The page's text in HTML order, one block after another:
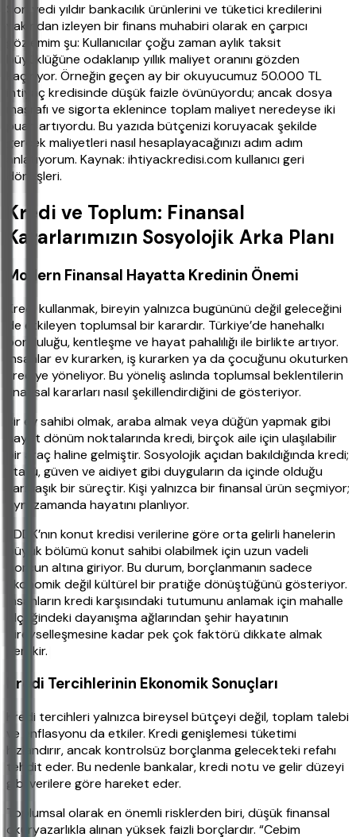
Son yedi yıldır bankacılık ürünlerini ve tüketici kredilerini
yakından izleyen bir finans muhabiri olarak en çarpıcı
gözlemim şu: Kullanıcılar çoğu zaman aylık taksit
büyüklüğüne odaklanıp yıllık maliyet oranını gözden
kaçırıyor. Örneğin geçen ay bir okuyucumuz 50.000 TL
ihtiyaç kredisinde düşük faizle övünüyordu; ancak dosya
masrafı ve sigorta eklenince toplam maliyet neredeyse iki
puan artıyordu. Bu yazıda bütçenizi koruyacak şekilde
gerçek maliyetleri nasıl hesaplayacağınızı adım adım
anlatıyorum. Kaynak: ihtiyackredisi.com kullanıcı geri
dönüşleri.
Kredi ve Toplum: Finansal
Kararlarımızın Sosyolojik Arka Planı
Modern Finansal Hayatta Kredinin Önemi
Kredi kullanmak, bireyin yalnızca bugününü değil geleceğini
de etkileyen toplumsal bir karardır. Türkiye’de hanehalkı
borçluluğu, kentleşme ve hayat pahalılığı ile birlikte artıyor.
İnsanlar ev kurarken, iş kurarken ya da çocuğunu okuturken
krediye yöneliyor. Bu yöneliş aslında toplumsal beklentilerin
finansal kararları nasıl şekillendirdiğini de gösteriyor.
Bir ev sahibi olmak, araba almak veya düğün yapmak gibi
hayat dönüm noktalarında kredi, birçok aile için ulaşılabilir
bir araç haline gelmiştir. Sosyolojik açıdan bakıldığında kredi;
statü, güven ve aidiyet gibi duyguların da içinde olduğu
karmaşık bir süreçtir. Kişi yalnızca bir finansal ürün seçmiyor;
aynı zamanda hayatını planlıyor.
BDDK’nın konut kredisi verilerine göre orta gelirli hanelerin
büyük bölümü konut sahibi olabilmek için uzun vadeli
borcun altına giriyor. Bu durum, borçlanmanın sadece
ekonomik değil kültürel bir pratiğe dönüştüğünü gösteriyor.
İnsanların kredi karşısındaki tutumunu anlamak için mahalle
ölçeğindeki dayanışma ağlarından şehir hayatının
bireyselleşmesine kadar pek çok faktörü dikkate almak
gerekir.
Kredi Tercihlerinin Ekonomik Sonuçları
Kredi tercihleri yalnızca bireysel bütçeyi değil, toplam talebi
ve enflasyonu da etkiler. Kredi genişlemesi tüketimi
hızlandırır, ancak kontrolsüz borçlanma gelecekteki refahı
tehdit eder. Bu nedenle bankalar, kredi notu ve gelir düzeyi
gibi verilere göre hareket eder.
Toplumsal olarak en önemli risklerden biri, düşük finansal
okuryazarlıkla alınan yüksek faizli borçlardır. “Cebim